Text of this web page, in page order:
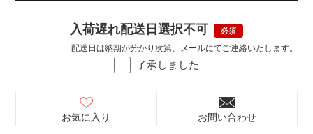
入荷遅れ配送日選択不可
了承しました
配送日は納期が分かり次第、メールにてご連絡いたします。
お気に入り お問い合わせ